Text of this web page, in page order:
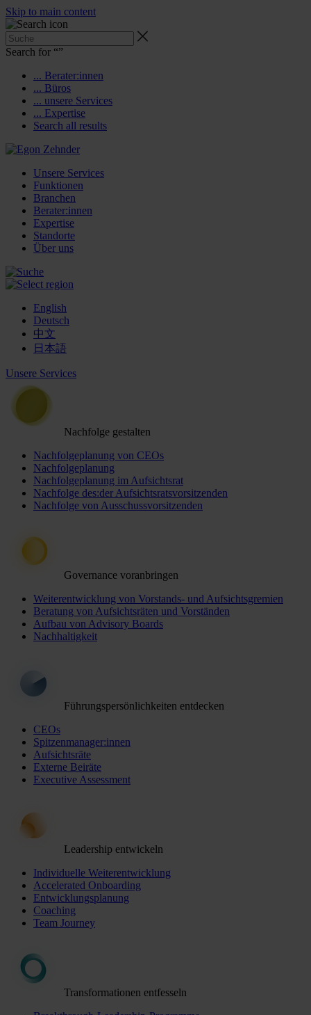
Skip to main content
Search for “”
... Berater:innen
... Büros
... unsere Services
... Expertise
Search all results
Unsere Services
Funktionen
Branchen
Berater:innen
Expertise
Standorte
Über uns
English
Deutsch
中文
日本語
Unsere Services
Nachfolge gestalten
Nachfolgeplanung von CEOs
Nachfolgeplanung
Nachfolgeplanung im Aufsichtsrat
Nachfolge des:der Aufsichtsratsvorsitzenden
Nachfolge von Ausschussvorsitzenden
Governance voranbringen
Weiterentwicklung von Vorstands- und Aufsichtsgremien
Beratung von Aufsichtsräten und Vorständen
Aufbau von Advisory Boards
Nachhaltigkeit
Führungspersönlichkeiten entdecken
CEOs
Spitzenmanager:innen
Aufsichtsräte
Externe Beiräte
Executive Assessment
Leadership entwickeln
Individuelle Weiterentwicklung
Accelerated Onboarding
Entwicklungsplanung
Coaching
Team Journey
Transformationen entfesseln